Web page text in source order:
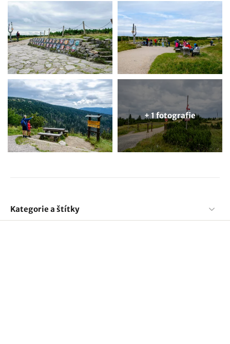
+ 1 fotografie
Kategorie a štítky